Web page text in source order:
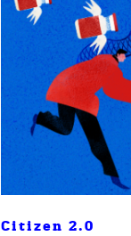
Citizen 2.0